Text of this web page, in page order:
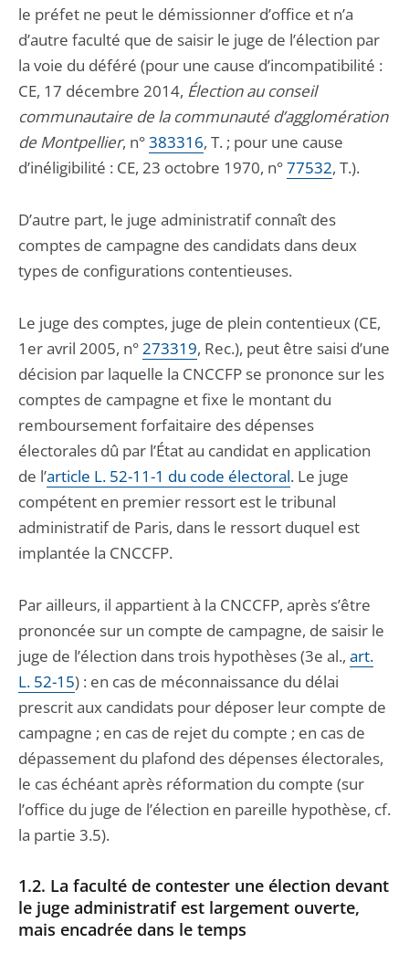
le préfet ne peut le démissionner d’office et n’a
d’autre faculté que de saisir le juge de l’élection par
la voie du déféré (pour une cause d’incompatibilité :
CE, 17 décembre 2014, Élection au conseil
communautaire de la communauté d’agglomération
de Montpellier, n°383316, T. ; pour une cause
d’inéligibilité : CE, 23 octobre 1970, n°77532, T.).
D’autre part, le juge administratif connaît des
comptes de campagne des candidats dans deux
types de configurations contentieuses.
Le juge des comptes, juge de plein contentieux (CE,
1er avril 2005, n°273319, Rec.), peut être saisi d’une
décision par laquelle la CNCCFP se prononce sur les
comptes de campagne et fixe le montant du
remboursement forfaitaire des dépenses
électorales dû par l’État au candidat en application
de l’article L. 52-11-1 du code électoral. Le juge
compétent en premier ressort est le tribunal
administratif de Paris, dans le ressort duquel est
implantée la CNCCFP.
Par ailleurs, il appartient à la CNCCFP, après s’être
prononcée sur un compte de campagne, de saisir le
juge de l’élection dans trois hypothèses (3e al., art.
L. 52-15) : en cas de méconnaissance du délai
prescrit aux candidats pour déposer leur compte de
campagne ; en cas de rejet du compte ; en cas de
dépassement du plafond des dépenses électorales,
le cas échéant après réformation du compte (sur
l’office du juge de l’élection en pareille hypothèse, cf.
la partie 3.5).
1.2. La faculté de contester une élection devant
le juge administratif est largement ouverte,
mais encadrée dans le temps